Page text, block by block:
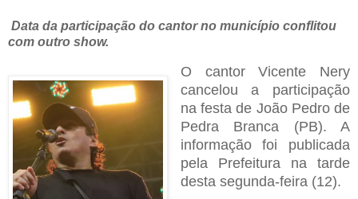
Data da participação do cantor no município conflitou
com outro show.
O cantor Vicente Nery
cancelou a participação
na festa de João Pedro de
Pedra Branca (PB). A
informação foi publicada
pela Prefeitura na tarde
desta segunda-feira (12).